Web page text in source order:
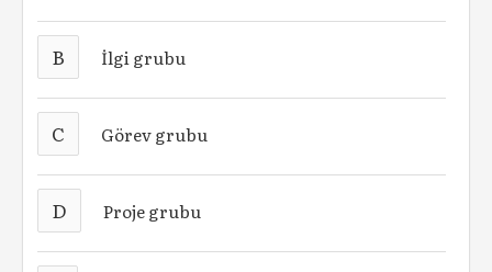
B İlgi grubu
C Görev grubu
D Proje grubu